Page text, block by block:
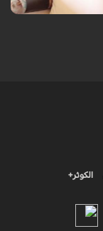
الكوثر+